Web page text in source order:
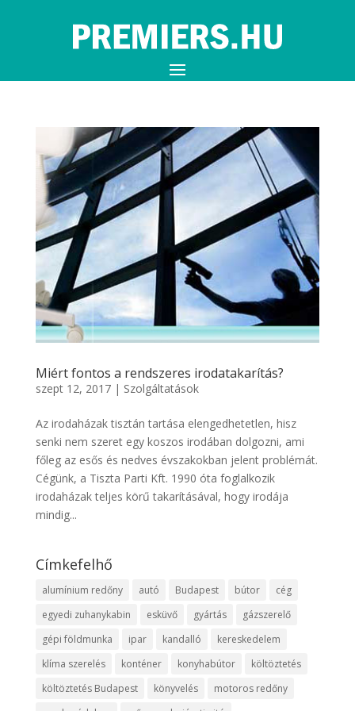
Miért fontos a rendszeres irodatakarítás?
szept 12, 2017| Szolgáltatások
Az irodaházak tisztán tartása elengedhetetlen, hisz
senki nem szeret egy koszos irodában dolgozni, ami
főleg az esős és nedves évszakokban jelent problémát.
Cégünk, a Tiszta Parti Kft. 1990 óta foglalkozik
irodaházak teljes körű takarításával, hogy irodája
mindig...
Címkefelhő
alumínium redőny autó Budapest bútor
cég
egyedi zuhanykabin
esküvő gyártás
gázszerelő
gépi földmunka
ipar kandalló
kereskedelem
klíma szerelés
konténer konyhabútor
költöztetés
költöztetés Budapest
könyvelés
motoros redőny